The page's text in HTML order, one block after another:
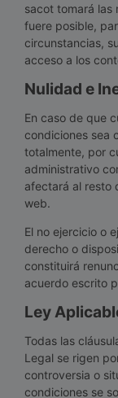
sacot tomará las
fuere posible,
circunstancias,
acceso a los
Nulidad e
En caso de que
condiciones sea
totalmente, por
administrativo
afectará al resto
web.
El no ejercicio o
derecho o
constituirá
acuerdo escrito
Ley
Todas las
Legal se rigen
controversia o
condiciones se